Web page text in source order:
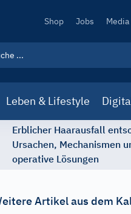
Secondary
Shop Jobs Media
Leben & Lifestyle
Erblicher Haarausfall
Ursachen, Mechanismen
operative Lösungen
Artikel aus dem